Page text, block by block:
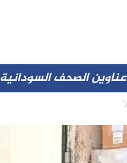
عناوين الصحف السودانية